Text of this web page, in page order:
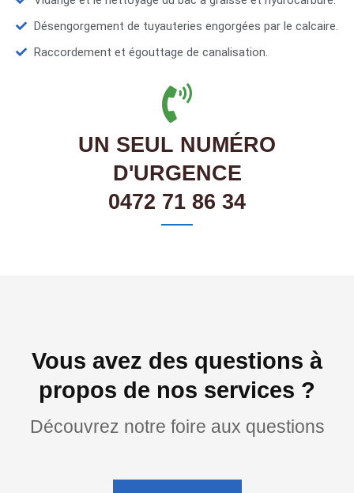
Désengorgement de tuyauteries engorgées par le calcaire.
Raccordement et égouttage de canalisation.
UN SEUL NUMÉRO
D'URGENCE
0472 71 86 34
Vous avez des questions à
propos de nos services ?
Découvrez notre foire aux questions